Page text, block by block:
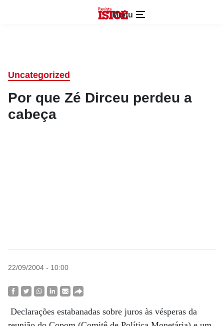
Menu
Uncategorized
Por que Zé Dirceu perdeu a
cabeça
22/09/2004 - 10:00
Declarações estabanadas sobre juros às vésperas da